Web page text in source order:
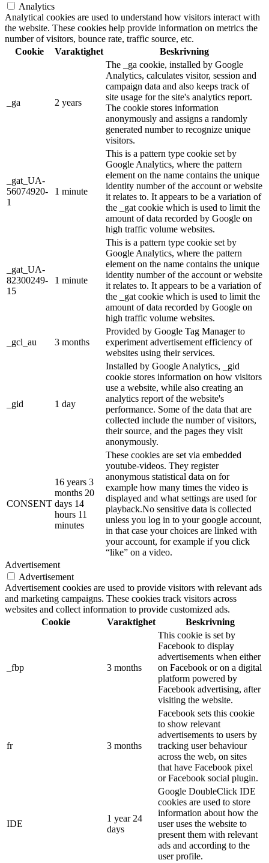
Analytics
Analytical cookies are used to understand how visitors interact with
the website. These cookies help provide information on metrics the
number of visitors, bounce rate, traffic source, etc.
Cookie
Varaktighet Beskrivning
_ga 2 years
The _ga cookie, installed by Google
Analytics, calculates visitor, session and
campaign data and also keeps track of
site usage for the site's analytics report.
The cookie stores information
anonymously and assigns a randomly
generated number to recognize unique
visitors.
_gat_UA-
56074920-
1
1 minute
This is a pattern type cookie set by
Google Analytics, where the pattern
element on the name contains the unique
identity number of the account or website
it relates to. It appears to be a variation of
the _gat cookie which is used to limit the
amount of data recorded by Google on
high traffic volume websites.
_gat_UA-
82300249-
15
1 minute
This is a pattern type cookie set by
Google Analytics, where the pattern
element on the name contains the unique
identity number of the account or website
it relates to. It appears to be a variation of
the _gat cookie which is used to limit the
amount of data recorded by Google on
high traffic volume websites.
_gcl_au 3 months
Provided by Google Tag Manager to
experiment advertisement efficiency of
websites using their services.
_gid 1 day
Installed by Google Analytics, _gid
cookie stores information on how visitors
use a website, while also creating an
analytics report of the website's
performance. Some of the data that are
collected include the number of visitors,
their source, and the pages they visit
anonymously.
CONSENT
16 years 3
months 20
days 14
hours 11
minutes
These cookies are set via embedded
youtube-videos. They register
anonymous statistical data on for
example how many times the video is
displayed and what settings are used for
playback.No sensitive data is collected
unless you log in to your google account,
in that case your choices are linked with
your account, for example if you click
“like” on a video.
Advertisement
Advertisement
Advertisement cookies are used to provide visitors with relevant ads
and marketing campaigns. These cookies track visitors across
websites and collect information to provide customized ads.
Cookie
Varaktighet Beskrivning
_fbp 3 months
This cookie is set by
Facebook to display
advertisements when either
on Facebook or on a digital
platform powered by
Facebook advertising, after
visiting the website.
fr 3 months
Facebook sets this cookie
to show relevant
advertisements to users by
tracking user behaviour
across the web, on sites
that have Facebook pixel
or Facebook social plugin.
IDE
1 year 24
days
Google DoubleClick IDE
cookies are used to store
information about how the
user uses the website to
present them with relevant
ads and according to the
user profile.